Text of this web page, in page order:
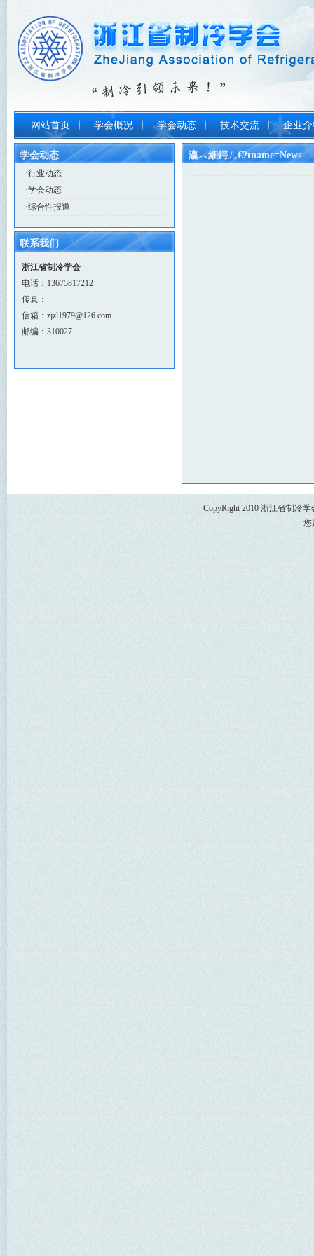
网站首页 学会概况 学会动态 技术交流 企业介
学会动态
·行业动态
·学会动态
·综合性报道
联系我们
浙江省制冷学会
电话：13675817212
传真：
信箱：zjzl1979@126.com
邮编：310027
瀛︿細鍔ㄦ€?tname=News
CopyRight 2010 浙江省制冷
您